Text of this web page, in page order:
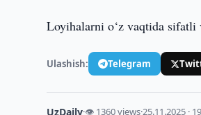
Loyihalarni o‘z vaqtida sifatli
Ulashish: Telegram
UzDaily·👁 1360 views·25.11.2025 ·